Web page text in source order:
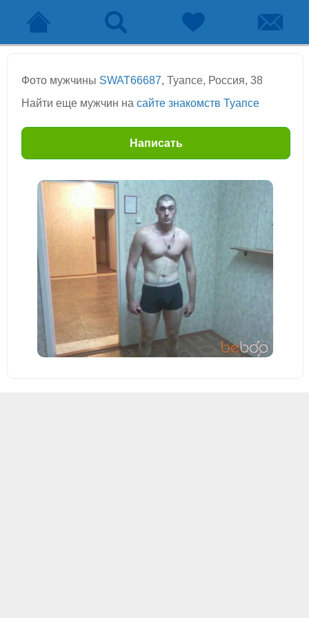
Фото мужчины SWAT66687, Туапсе, Россия, 38
Найти еще мужчин на сайте знакомств Туапсе
Написать